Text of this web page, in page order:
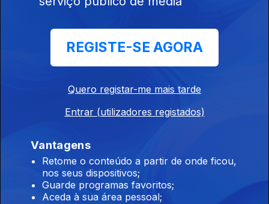
25 jul. 2026
REGISTE-SE AGORA
Quero registar-me mais tarde
Entrar (utilizadores registados)
Vantagens
Retome o conteúdo a partir de onde ficou,
nos seus dispositivos;
Guarde programas favoritos;
Aceda à sua área pessoal;